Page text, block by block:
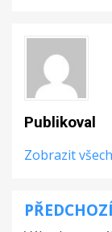
Publikoval
Zobrazit
Navigace
PŘEDCHOZÍ